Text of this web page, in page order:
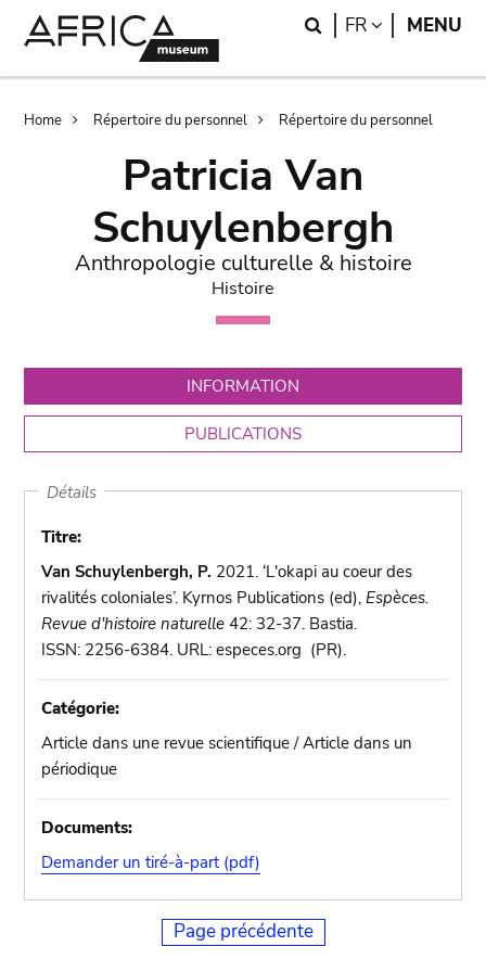
Search
FR LANGUAGE
MENU
Breadcrumb
Home Répertoire du personnel Répertoire du personnel
Patricia Van
Schuylenbergh
Anthropologie culturelle & histoire
Histoire
INFORMATION
PUBLICATIONS
Détails
Titre:
Van Schuylenbergh, P. 2021. ‘L'okapi au coeur des
rivalités coloniales’. Kyrnos Publications (ed),Espèces.
Revue d'histoire naturelle 42: 32-37. Bastia.
ISSN: 2256-6384. URL: especes.org (PR).
Catégorie:
Article dans une revue scientifique / Article dans un
périodique
Documents:
Demander un tiré-à-part (pdf)
Page précédente